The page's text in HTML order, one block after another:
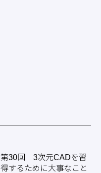
第30回 3次元CADを習
得するために大事なこと